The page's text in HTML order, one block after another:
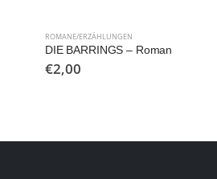
ROMANE/ERZÄHLUNGEN
DIE BARRINGS – Roman
€2,00